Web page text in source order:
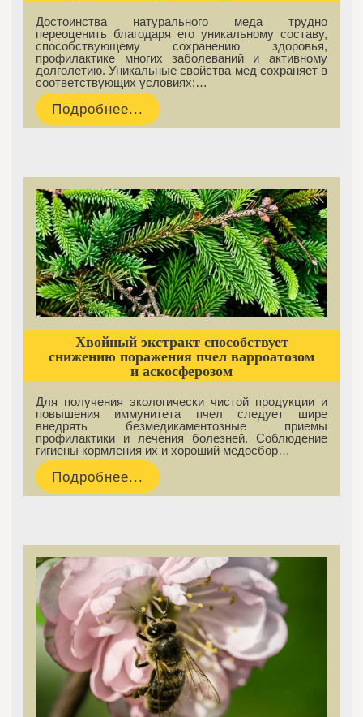
Достоинства натурального меда трудно
переоценить благодаря его уникальному составу,
способствующему сохранению здоровья,
профилактике многих заболеваний и активному
долголетию. Уникальные свойства мед сохраняет в
соответствующих условиях:…
Подробнее...
Хвойный экстракт способствует
снижению поражения пчел варроатозом
и аскосферозом
Для получения экологически чистой продукции и
повышения иммунитета пчел следует шире
внедрять безмедикаментозные приемы
профилактики и лечения болезней. Соблюдение
гигиены кормления их и хороший медосбор…
Подробнее...